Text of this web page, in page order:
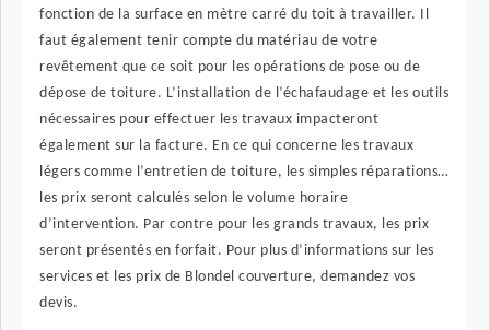
fonction de la surface en mètre carré du toit à travailler. Il
faut également tenir compte du matériau de votre
revêtement que ce soit pour les opérations de pose ou de
dépose de toiture. L’installation de l’échafaudage et les outils
nécessaires pour effectuer les travaux impacteront
également sur la facture. En ce qui concerne les travaux
légers comme l’entretien de toiture, les simples réparations…
les prix seront calculés selon le volume horaire
d’intervention. Par contre pour les grands travaux, les prix
seront présentés en forfait. Pour plus d’informations sur les
services et les prix de Blondel couverture, demandez vos
devis.